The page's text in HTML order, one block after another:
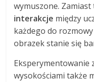
wymuszone.
interakcje między
każdego do
obrazek stanie się
Eksperymentowanie
wysokościami także